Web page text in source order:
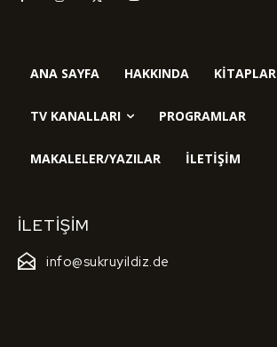
ANA SAYFA HAKKINDA KITAPLAR
TV KANALLARI PROGRAMLAR
MAKALELER/YAZILAR İLETIŞIM
İLETIŞIM
info@sukruyildiz.de